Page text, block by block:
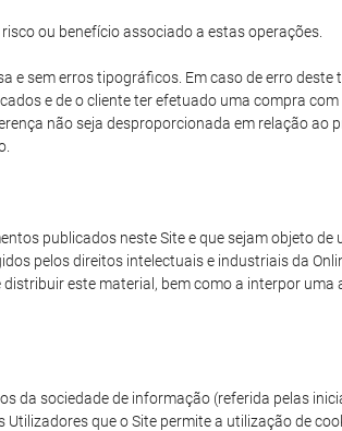
ou benefício associado a estas operações.
e sem erros tipográficos. Em caso de erro
e de o cliente ter efetuado uma compra com
não seja desproporcionada em relação ao
publicados neste Site e que sejam objeto de
pelos direitos intelectuais e industriais da
este material, bem como a interpor
da sociedade de informação (referida pelas
que o Site permite a utilização de